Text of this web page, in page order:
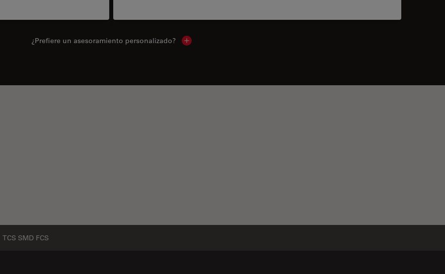
¿Prefiere un asesoramiento personalizado? Show local contacts
TCS SMD FCS